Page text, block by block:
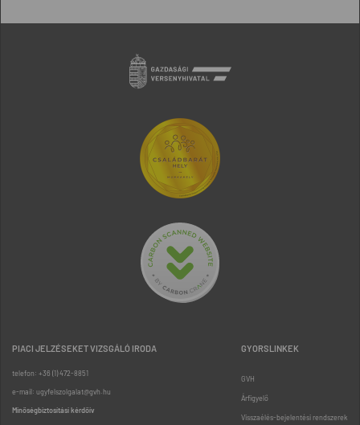
PIACI JELZÉSEKET VIZSGÁLÓ IRODA
telefon: +36 (1) 472-8851
e-mail: ugyfelszolgalat@gvh.hu
Minőségbiztosítási kérdőív
GYORSLINKEK
GVH
Árfigyelő
Visszaélés-bejelentési rendszerek